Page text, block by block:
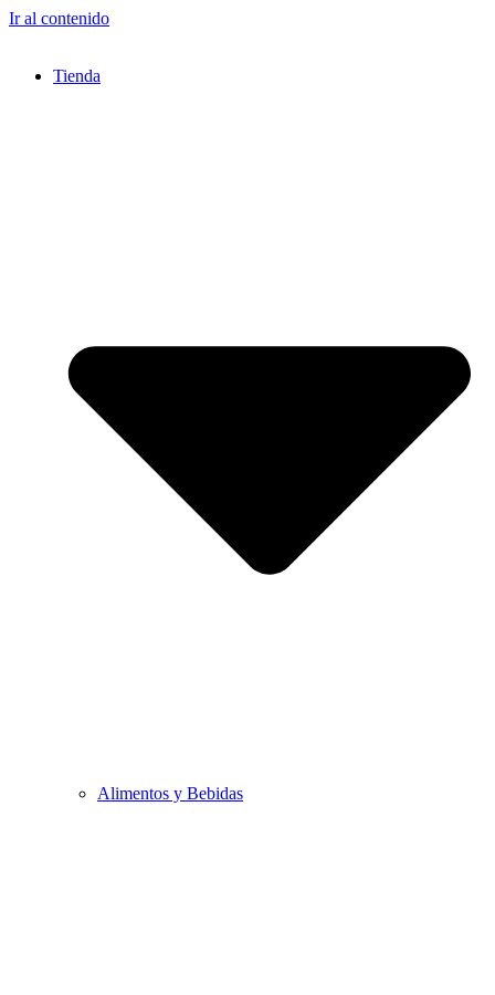
Ir al contenido
Tienda
Alimentos y Bebidas